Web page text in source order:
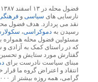
نارسایی های سیاسی و
نقد می پردازد. هدف فضول
رسیدن به دموکراسی،
مسئولین فضول محله همواره به
که در راستای کمک به آزادی
گفتارش مورد ستایش و تحسین
مبنای سیاست نادرست برای
انتقاد و اعتراض گروه ما
گرامی، همه روزه بیشتر از ۱۰،۰۰۰ نفر از این سایت دیدن می کنند.